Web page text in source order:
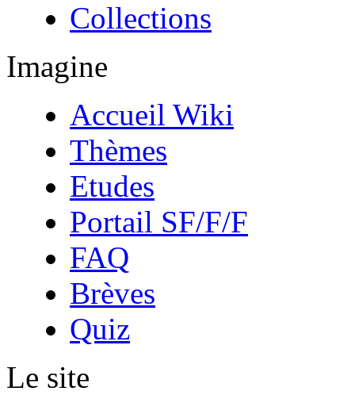
Collections
Imagine
Accueil Wiki
Thèmes
Etudes
Portail SF/F/F
FAQ
Brèves
Quiz
Le site